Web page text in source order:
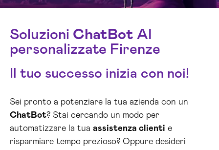
Soluzioni ChatBot AI
personalizzate Firenze
Il tuo successo inizia con noi!
Sei pronto a potenziare la tua azienda con un
ChatBot? Stai cercando un modo per
automatizzare la tua assistenza clienti e
risparmiare tempo prezioso? Oppure desideri